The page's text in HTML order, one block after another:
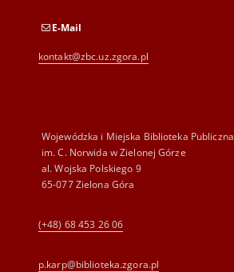
E-Mail
kontakt@zbc.uz.zgora.pl
Wojewódzka i Miejska Biblioteka Publiczna
im. C. Norwida w Zielonej Górze
al. Wojska Polskiego 9
65-077 Zielona Góra
(+48) 68 453 26 06
p.karp@biblioteka.zgora.pl